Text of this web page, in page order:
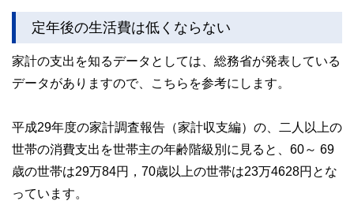
方や「マネジメント力」「対人コミュニケーション力」を活
かし、企業研修・セミナー講師、業務改善コンサルタントと
http://www.officeiwasaki.jp/
定年後の生活費は低くならない
家計の支出を知るデータとしては、総務省が発表している
データがありますので、こちらを参考にします。
平成29年度の家計調査報告（家計収支編）の、二人以上の
世帯の消費支出を世帯主の年齢階級別に見ると、60～ 69
歳の世帯は29万84円，70歳以上の世帯は23万4628円とな
っています。